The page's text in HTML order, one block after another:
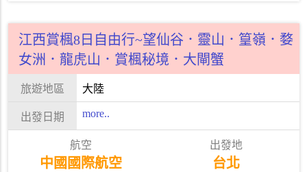
江西賞楓8日自由行~望仙谷．靈山．篁嶺．婺
女洲．龍虎山．賞楓秘境．大閘蟹
大陸
more..
中國國際航空 台北